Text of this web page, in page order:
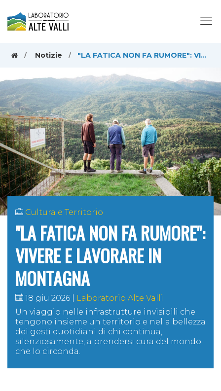
Notizie "LA FATICA NON FA RUMORE": VIVERE E LAVORARE IN MONTAGNA
Cultura e Territorio
"LA FATICA NON FA RUMORE":
VIVERE E LAVORARE IN
MONTAGNA
18 giu 2026
Laboratorio Alte Valli
Un viaggio nelle infrastrutture invisibili che
tengono insieme un territorio e nella bellezza
dei gesti quotidiani di chi continua,
silenziosamente, a prendersi cura del mondo
che lo circonda.